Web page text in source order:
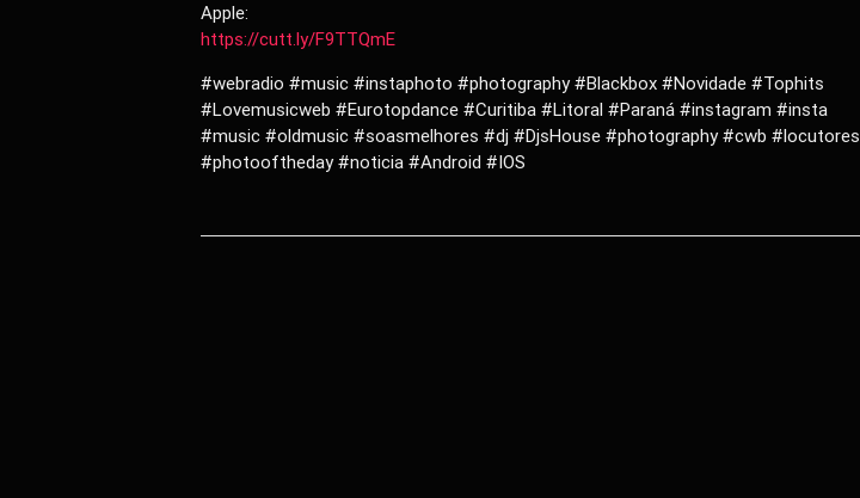
Apple:
https://cutt.ly/F9TTQmE
#webradio #music #instaphoto #photography #Blackbox #Novidade #Tophits
#Lovemusicweb #Eurotopdance #Curitiba #Litoral #Paraná #instagram #insta
#music #oldmusic #soasmelhores #dj #DjsHouse #photography #cwb #locutores
#photooftheday #noticia #Android #IOS